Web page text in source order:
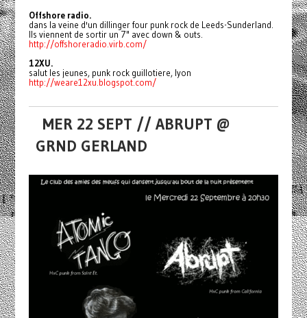
Offshore radio.
dans la veine d'un dillinger four punk rock de Leeds-Sunderland.
Ils viennent de sortir un 7" avec down & outs.
http://offshoreradio.virb.com/
12XU.
salut les jeunes, punk rock guillotiere, lyon
http://weare12xu.blogspot.com/
MER 22 SEPT // ABRUPT @
GRND GERLAND